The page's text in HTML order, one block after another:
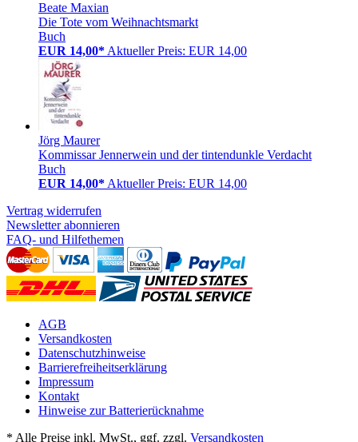
Beate Maxian
Die Tote vom Weihnachtsmarkt
Buch
EUR 14,00* Aktueller Preis: EUR 14,00
Jörg Maurer
Kommissar Jennerwein und der tintendunkle Verdacht
Buch
EUR 14,00* Aktueller Preis: EUR 14,00
Vertrag widerrufen
Newsletter abonnieren
FAQ- und Hilfethemen
AGB
Versandkosten
Datenschutzhinweise
Barrierefreiheitserklärung
Impressum
Kontakt
Hinweise zur Batterierücknahme
* Alle Preise inkl. MwSt., ggf. zzgl. Versandkosten